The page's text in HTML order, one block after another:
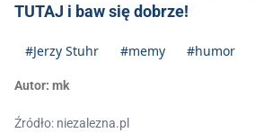
TUTAJ i baw się dobrze!
#Jerzy Stuhr #memy #humor
Autor: mk
Źródło: niezalezna.pl